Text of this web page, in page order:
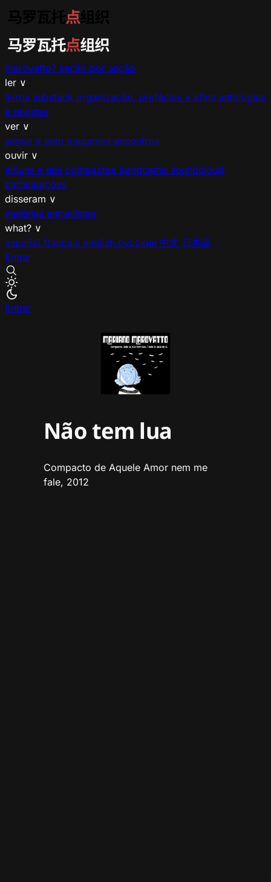
marovatto? seção por seção
ler ∨
livros substack organização, prefácios e afins antologias
e revistas
ver ∨
segue o som megamíni encontros
ouvir ∨
álbuns e eps compactos bandcamp soundcloud
participações
disseram ∨
matérias entrevistas
what? ∨
español français english русский 中文 日本語
Entrar
Entrar
Não tem lua
Compacto de Aquele Amor nem me
fale, 2012